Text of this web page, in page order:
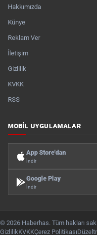
Hakkımızda
Künye
Reklam Ver
İletişim
Gizlilik
KVKK
RSS
MOBIL UYGULAMALAR
App Store'dan
İndir
Google Play
İndir
© 2026 Haberhas. Tüm hakları
GizlilikKVKKÇerez Politikası